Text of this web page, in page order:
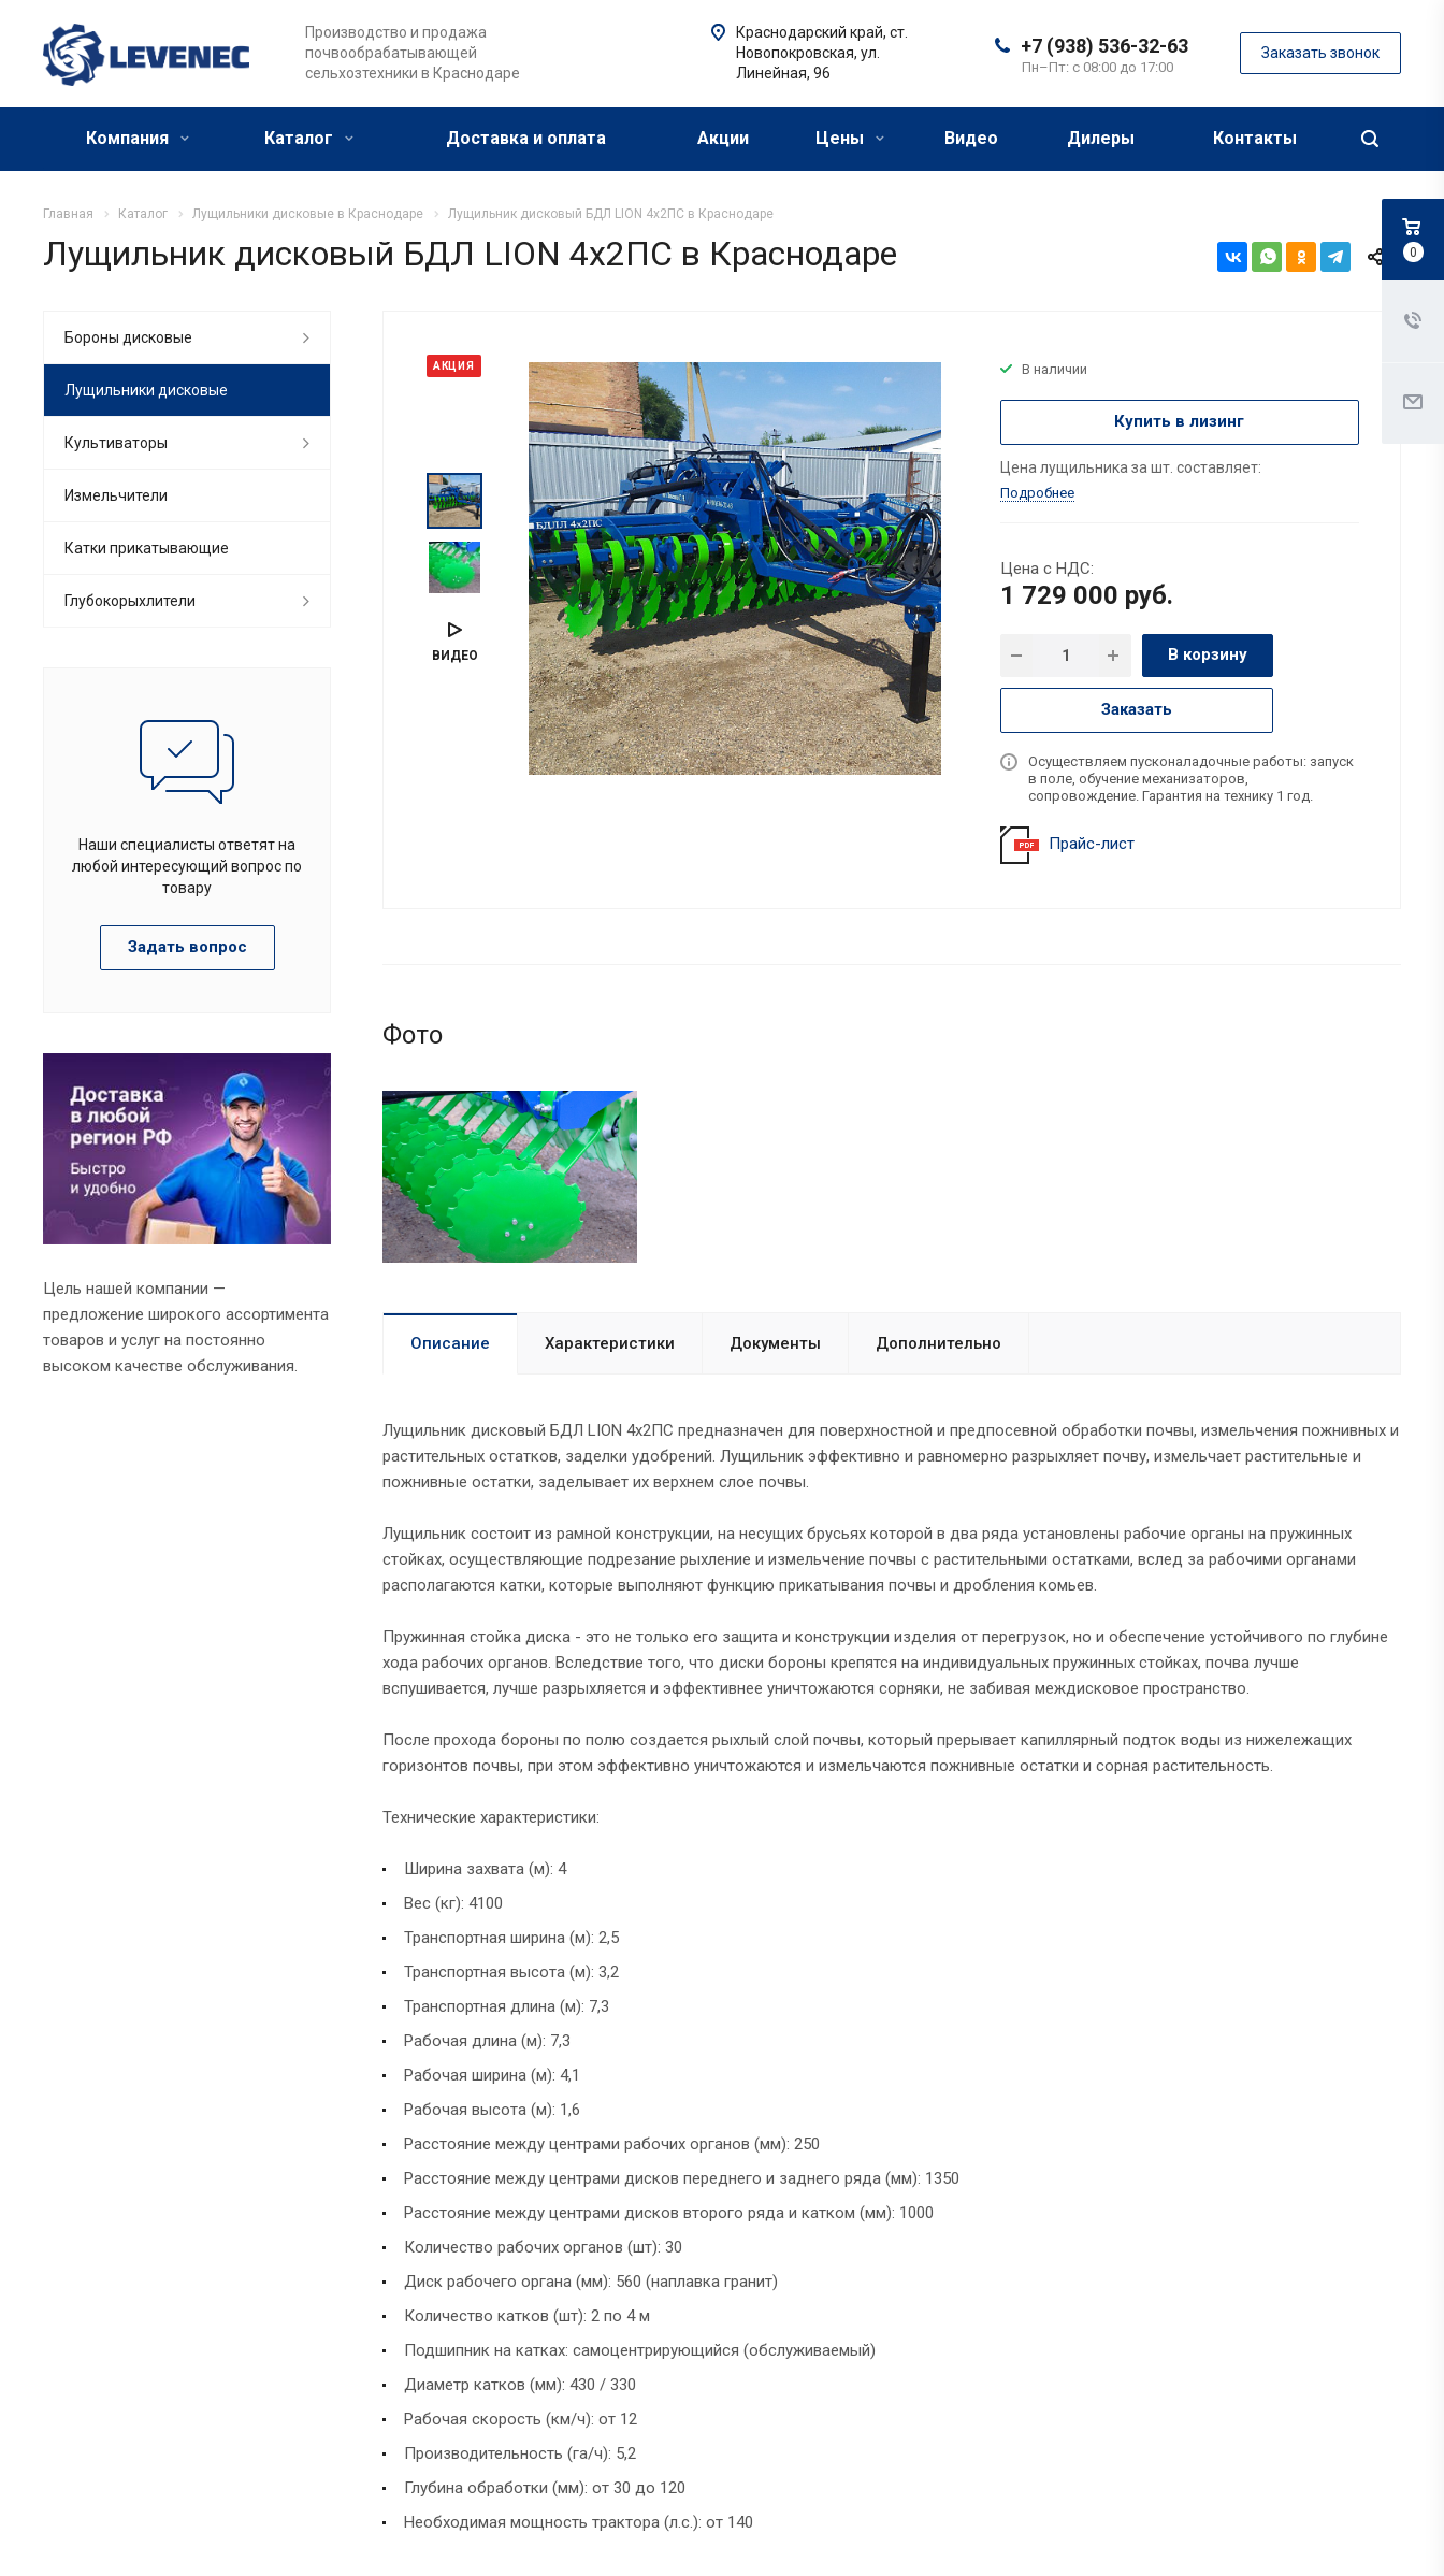
Производство и продажа
почвообрабатывающей
сельхозтехники в Краснодаре
+7 (938) 536-32-63
Пн–Пт: с 08:00 до 17:00
Заказать звонок
Краснодарский край, ст.
Новопокровская, ул.
Линейная, 96
Компания Каталог Доставка и оплата Акции Цены Видео Дилеры Контакты
Главная Каталог Лущильники дисковые в Краснодаре Лущильник дисковый БДЛ LION 4х2ПС в Краснодаре
Лущильник дисковый БДЛ LION 4х2ПС в Краснодаре
АКЦИЯ
ВИДЕО
В наличии
Купить в лизинг
Цена лущильника за шт. составляет:
Подробнее
Цена с НДС:
1 729 000 руб.
В корзину
Заказать
Осуществляем пусконаладочные работы: запуск
в поле, обучение механизаторов,
сопровождение. Гарантия на технику 1 год.
Прайс-лист
Фото
Описание Характеристики Документы Дополнительно
Лущильник дисковый БДЛ LION 4х2ПС предназначен для поверхностной и предпосевной обработки почвы, измельчения пожнивных и
растительных остатков, заделки удобрений. Лущильник эффективно и равномерно разрыхляет почву, измельчает растительные и
пожнивные остатки, заделывает их верхнем слое почвы.
Лущильник состоит из рамной конструкции, на несущих брусьях которой в два ряда установлены рабочие органы на пружинных
стойках, осуществляющие подрезание рыхление и измельчение почвы с растительными остатками, вслед за рабочими органами
располагаются катки, которые выполняют функцию прикатывания почвы и дробления комьев.
Пружинная стойка диска - это не только его защита и конструкции изделия от перегрузок, но и обеспечение устойчивого по глубине
хода рабочих органов. Вследствие того, что диски бороны крепятся на индивидуальных пружинных стойках, почва лучше
вспушивается, лучше разрыхляется и эффективнее уничтожаются сорняки, не забивая междисковое пространство.
После прохода бороны по полю создается рыхлый слой почвы, который прерывает капиллярный подток воды из нижележащих
горизонтов почвы, при этом эффективно уничтожаются и измельчаются пожнивные остатки и сорная растительность.
Технические характеристики:
Ширина захвата (м): 4
Вес (кг): 4100
Транспортная ширина (м): 2,5
Транспортная высота (м): 3,2
Транспортная длина (м): 7,3
Рабочая длина (м): 7,3
Рабочая ширина (м): 4,1
Рабочая высота (м): 1,6
Расстояние между центрами рабочих органов (мм): 250
Расстояние между центрами дисков переднего и заднего ряда (мм): 1350
Расстояние между центрами дисков второго ряда и катком (мм): 1000
Количество рабочих органов (шт): 30
Диск рабочего органа (мм): 560 (наплавка гранит)
Количество катков (шт): 2 по 4 м
Подшипник на катках: самоцентрирующийся (обслуживаемый)
Диаметр катков (мм): 430 / 330
Рабочая скорость (км/ч): от 12
Производительность (га/ч): 5,2
Глубина обработки (мм): от 30 до 120
Необходимая мощность трактора (л.с.): от 140
Бороны дисковые
Лущильники дисковые
Культиваторы
Измельчители
Катки прикатывающие
Глубокорыхлители
Наши специалисты ответят на
любой интересующий вопрос по
товару
Задать вопрос
Цель нашей компании —
предложение широкого ассортимента
товаров и услуг на постоянно
высоком качестве обслуживания.
0